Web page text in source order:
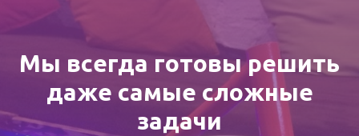
Мы всегда готовы решить
даже самые сложные
задачи